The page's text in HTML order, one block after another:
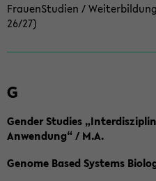
FrauenStudien /
26/27)
G
Gender Studies
Anwendung“ / M.A.
Genome Based Systems